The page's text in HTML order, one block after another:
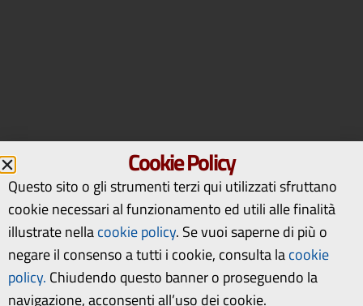
Cookie Policy
Questo sito o gli strumenti terzi qui utilizzati sfruttano
cookie necessari al funzionamento ed utili alle finalità
illustrate nellacookie policy. Se vuoi saperne di più o
negare il consenso a tutti i cookie, consulta lacookie
policy. Chiudendo questo banner o proseguendo la
navigazione, acconsenti all’uso dei cookie.